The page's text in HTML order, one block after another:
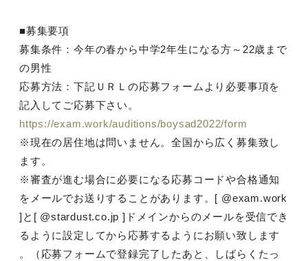
■募集要項
募集条件：今年の春から中学2年生になる方～22歳まで
の男性
応募方法：下記ＵＲＬの応募フォームより必要事項を
記入してご応募下さい。
https://exam.work/auditions/boysad2022/form
※現在の居住地は問いません。全国から広く募集致し
ます。
※審査が進む場合に必要になる応募コードや合格通知
をメールでお送りすることがあります。[ @exam.work
]と[ @stardust.co.jp ]ドメインからのメールを受信でき
るように設定してから応募するようにお願い致します
。（応募フォームで登録完了したあと、しばらくたっ